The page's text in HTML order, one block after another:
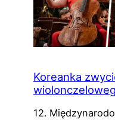
Koreanka
12.